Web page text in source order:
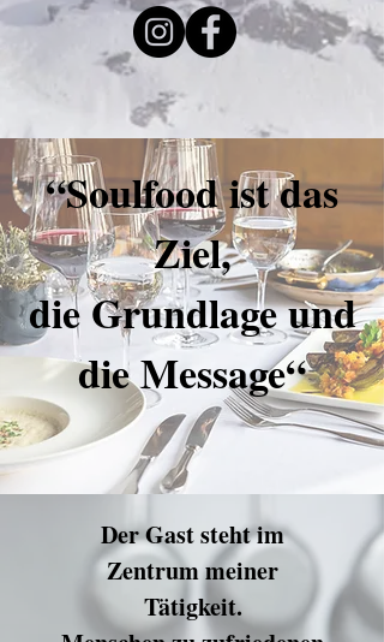
“Soulfood ist das
Ziel,
die Grundlage und
die Message“
Der Gast steht im
Zentrum meiner
Tätigkeit.